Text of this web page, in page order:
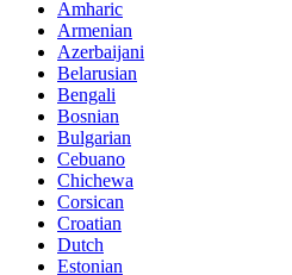
Amharic
Armenian
Azerbaijani
Belarusian
Bengali
Bosnian
Bulgarian
Cebuano
Chichewa
Corsican
Croatian
Dutch
Estonian